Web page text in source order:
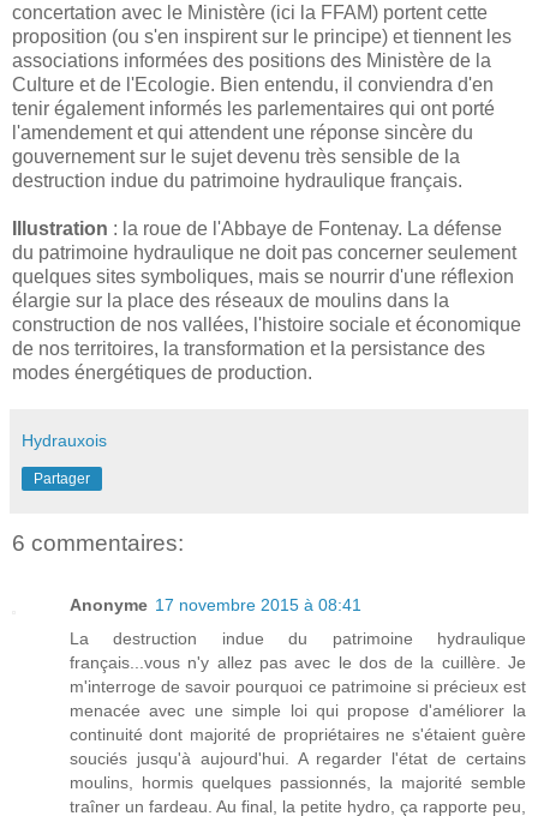
concertation avec le Ministère (ici la FFAM) portent cette
proposition (ou s'en inspirent sur le principe) et tiennent les
associations informées des positions des Ministère de la
Culture et de l'Ecologie. Bien entendu, il conviendra d'en
tenir également informés les parlementaires qui ont porté
l'amendement et qui attendent une réponse sincère du
gouvernement sur le sujet devenu très sensible de la
destruction indue du patrimoine hydraulique français.
Illustration : la roue de l'Abbaye de Fontenay. La défense
du patrimoine hydraulique ne doit pas concerner seulement
quelques sites symboliques, mais se nourrir d'une réflexion
élargie sur la place des réseaux de moulins dans la
construction de nos vallées, l'histoire sociale et économique
de nos territoires, la transformation et la persistance des
modes énergétiques de production.
Hydrauxois
Partager
6 commentaires:
Anonyme 17 novembre 2015 à 08:41
La destruction indue du patrimoine hydraulique
français...vous n'y allez pas avec le dos de la cuillère. Je
m'interroge de savoir pourquoi ce patrimoine si précieux est
menacée avec une simple loi qui propose d'améliorer la
continuité dont majorité de propriétaires ne s'étaient guère
souciés jusqu'à aujourd'hui. A regarder l'état de certains
moulins, hormis quelques passionnés, la majorité semble
traîner un fardeau. Au final, la petite hydro, ça rapporte peu,